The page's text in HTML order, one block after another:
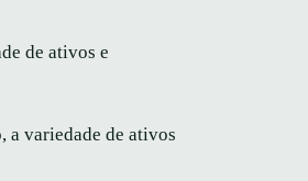
de ativos e
a variedade de ativos